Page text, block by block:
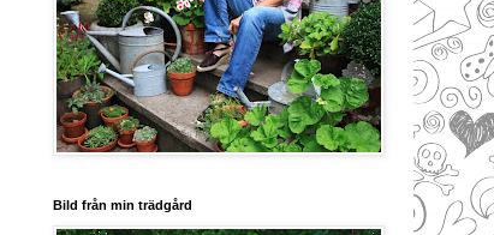
Bild från min trädgård